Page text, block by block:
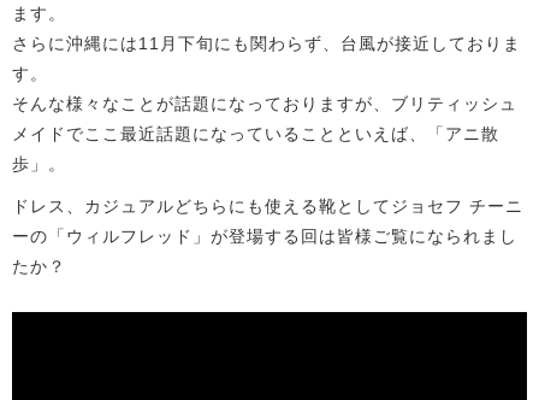
ます。
さらに沖縄には11月下旬にも関わらず、台風が接近しておりま
す。
そんな様々なことが話題になっておりますが、ブリティッシュ
メイドでここ最近話題になっていることといえば、「アニ散
歩」。
ドレス、カジュアルどちらにも使える靴としてジョセフ チーニ
ーの「ウィルフレッド」が登場する回は皆様ご覧になられまし
たか？